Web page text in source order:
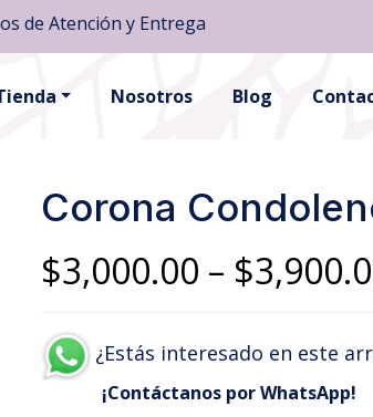
de Atención y Entrega
Nosotros Blog
Corona
$3,000.00 – $
¿Estás interesado en este
¡Contáctanos por WhatsApp!